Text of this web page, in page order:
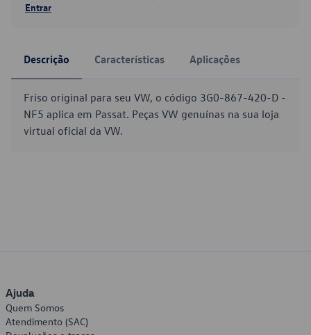
Entrar
Descrição Características Aplicações
Friso original para seu VW, o código 3G0-867-420-D -
NF5 aplica em Passat. Peças VW genuínas na sua loja
virtual oficial da VW.
Ajuda
Quem Somos
Atendimento (SAC)